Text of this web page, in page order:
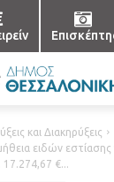
και Διακηρύξεις
ειδών εστίασης
€...